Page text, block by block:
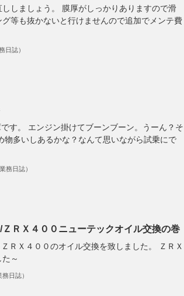
しましょう。 膜厚がしっかりありますので滑
等も抜かないと行けませんので追加でメンテ費
日誌）
す。 エンジン掛けてブーンブーン。うーん？そ
物多いしあるかな？なんて思いながら試乗にで
務日誌）
ＲＸ４００ニューテックオイル交換の巻
ＲＸ４００のオイル交換を致しました。 ＺＲＸ
～
日誌）